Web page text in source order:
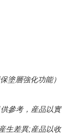
塗層強化功能）
參考，産品以實
生差異;産品以收